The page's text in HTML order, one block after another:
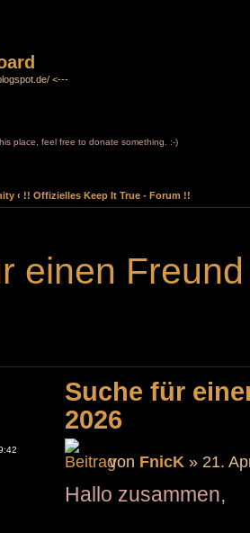
<---
place, feel free to donate something. :-)
‹ !! Offizielles Keep It True - Forum !!
einen
Suche für
2026
von FnicK » 21.
Hallo zusammen,